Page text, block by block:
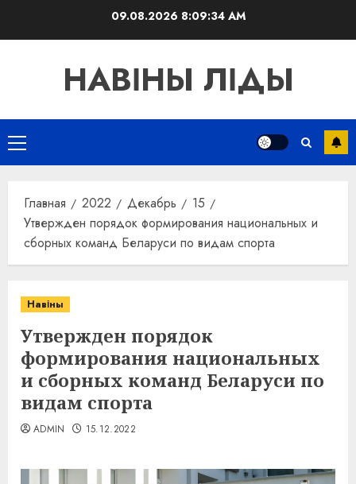
09.08.2026 8:09:35 AM
НАВІНЫ ЛІДЫ
Основное
меню
Главная 2022 Декабрь
15
Утвержден порядок формирования национальных и
сборных команд Беларуси по видам спорта
Навіны
Утвержден порядок
формирования национальных
и сборных команд Беларуси по
видам спорта
ADMIN 15.12.2022